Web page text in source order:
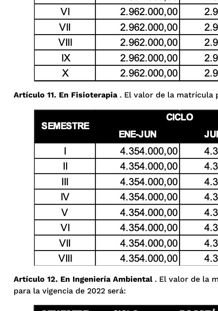
Artículo 11. En Fisioterapia . El valor de la matrícula
Artículo 12. En Ingeniería Ambiental. El valor de la
para la vigencia de 2022 será: